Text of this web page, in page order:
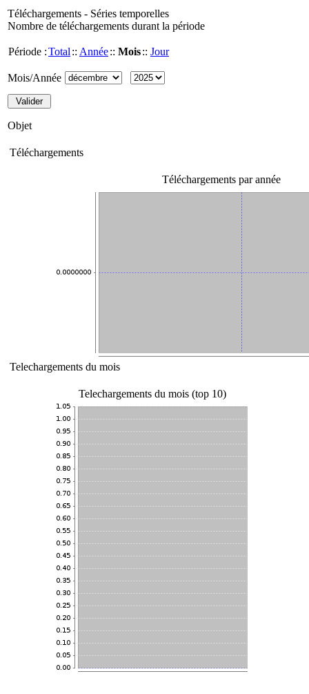
Téléchargements - Séries temporelles
Nombre de téléchargements durant la période
Période :Total :: Année:: Mois:: Jour
Mois/Année
Objet
Téléchargements
Téléchargements par année
Telechargements du mois
Telechargements du mois (top 10)